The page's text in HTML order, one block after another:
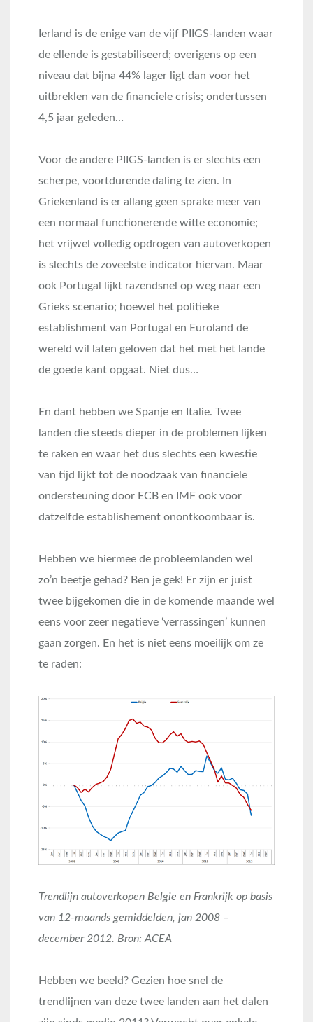
Ierland is de enige van de vijf PIIGS-landen waar
de ellende is gestabiliseerd; overigens op een
niveau dat bijna 44% lager ligt dan voor het
uitbreklen van de financiele crisis; ondertussen
4,5 jaar geleden…
Voor de andere PIIGS-landen is er slechts een
scherpe, voortdurende daling te zien. In
Griekenland is er allang geen sprake meer van
een normaal functionerende witte economie;
het vrijwel volledig opdrogen van autoverkopen
is slechts de zoveelste indicator hiervan. Maar
ook Portugal lijkt razendsnel op weg naar een
Grieks scenario; hoewel het politieke
establishment van Portugal en Euroland de
wereld wil laten geloven dat het met het lande
de goede kant opgaat. Niet dus…
En dant hebben we Spanje en Italie. Twee
landen die steeds dieper in de problemen lijken
te raken en waar het dus slechts een kwestie
van tijd lijkt tot de noodzaak van financiele
ondersteuning door ECB en IMF ook voor
datzelfde establishement onontkoombaar is.
Hebben we hiermee de probleemlanden wel
zo’n beetje gehad? Ben je gek! Er zijn er juist
twee bijgekomen die in de komende maande wel
eens voor zeer negatieve ‘verrassingen’ kunnen
gaan zorgen. En het is niet eens moeilijk om ze
te raden:
Trendlijn autoverkopen Belgie en Frankrijk op basis
van 12-maands gemiddelden, jan 2008 –
december 2012. Bron: ACEA
Hebben we beeld? Gezien hoe snel de
trendlijnen van deze twee landen aan het dalen